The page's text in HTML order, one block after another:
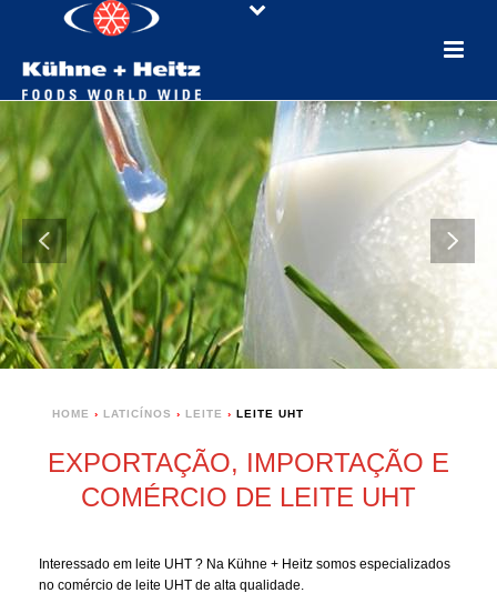
HOME › LATICÍNOS › LEITE › LEITE UHT
EXPORTAÇÃO, IMPORTAÇÃO E
COMÉRCIO DE LEITE UHT
Interessado em leite UHT ? Na Kühne + Heitz somos especializados
no comércio de leite UHT de alta qualidade.